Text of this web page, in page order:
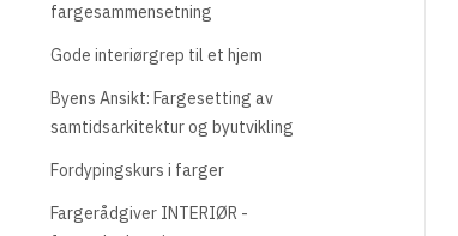
fargesammensetning
Gode interiørgrep til et hjem
Byens Ansikt: Fargesetting av
samtidsarkitektur og byutvikling
Fordypingskurs i farger
Fargerådgiver INTERIØR -